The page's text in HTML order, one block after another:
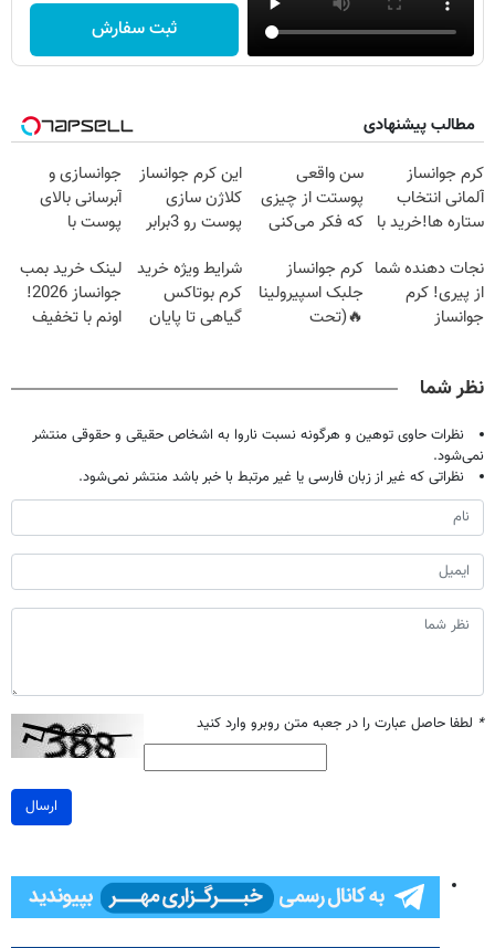
ثبت سفارش
مطالب پیشنهادی
کرم جوانساز
آلمانی انتخاب
ستاره ها!خرید با
سن واقعی
پوستت از چیزی
که فکر می‌کنی
این کرم جوانساز
کلاژن سازی
پوست رو 3برابر
🔥
جوانسازی و
آبرسانی بالای
پوست با
نجات دهنده شما
از پیری! کرم
جوانساز
کرم جوانساز
جلبک اسپیرولینا
🔥(تحت
شرایط ویژه خرید
کرم بوتاکس
گیاهی تا پایان
لینک خرید بمب
جوانساز 2026!
اونم با تخفیف
نظر شما
نظرات حاوی توهین و هرگونه نسبت ناروا به اشخاص حقیقی و حقوقی منتشر
نمی‌شود.
نظراتی که غیر از زبان فارسی یا غیر مرتبط با خبر باشد منتشر نمی‌شود.
* لطفا حاصل عبارت را در جعبه متن روبرو وارد کنید
ارسال